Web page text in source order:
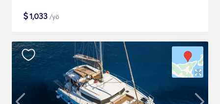
$1,033 /yö